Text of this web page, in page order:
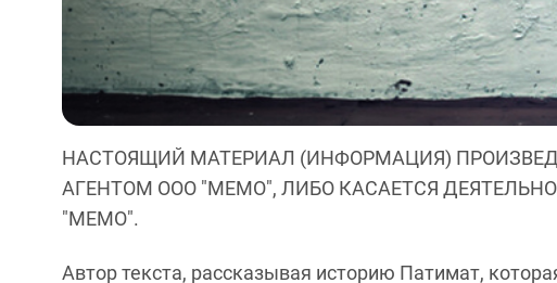
НАСТОЯЩИЙ МАТЕРИАЛ (ИНФОРМАЦИЯ)
АГЕНТОМ ООО "МЕМО", ЛИБО КАСАЕТСЯ
"МЕМО".
Автор текста, рассказывая историю Патимат,